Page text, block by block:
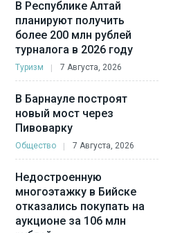
В Республике Алтай
планируют получить
более 200 млн рублей
турналога в 2026 году
Туризм 7 Августа, 2026
В Барнауле построят
новый мост через
Пивоварку
Общество 7 Августа, 2026
Недостроенную
многоэтажку в Бийске
отказались покупать на
аукционе за 106 млн